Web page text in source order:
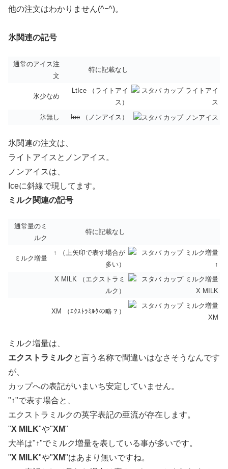
他の注文はわかりません(^ｰ^)。
氷関連の記号
通常のアイス注
文
特に記載なし
氷少なめ
LtIce （ライトアイ
ス）
氷無し
Ice （ノンアイス）
氷関連の注文は、
ライトアイスとノンアイス。
ノンアイスは、
Iceに斜線で現してます。
ミルク関連の記号
通常量のミ
ルク
特に記載なし
ミルク増量
↑ （上矢印で表す場合が
多い）
X MILK （エクストラミ
ルク）
XM （ｴｸｽﾄﾗﾐﾙｸの略？）
ミルク増量は、
エクストラミルク と言う名称で間違いはなさそうなんです
が、
カップへの表記がいまいち安定していません。
"↑"で表す場合と、
エクストラミルクの英字表記の亜流が存在します。
"X MILK"や"XM"
大半は"↑"でミルク増量を表している事が多いです。
"X MILK"や"XM"はあまり無いですね。